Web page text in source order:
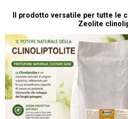
P
Il prodotto versatile per tutte le
Zeolite